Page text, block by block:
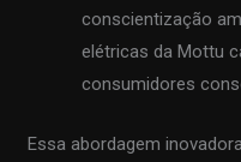
conscientização
elétricas da Mottu
consumidores
Essa abordagem